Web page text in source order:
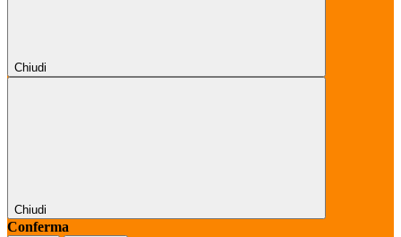
Chiudi
Chiudi
Conferma